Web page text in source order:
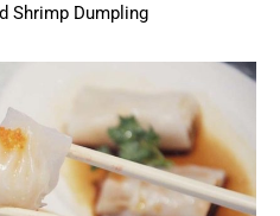
Shrimp Dumpling